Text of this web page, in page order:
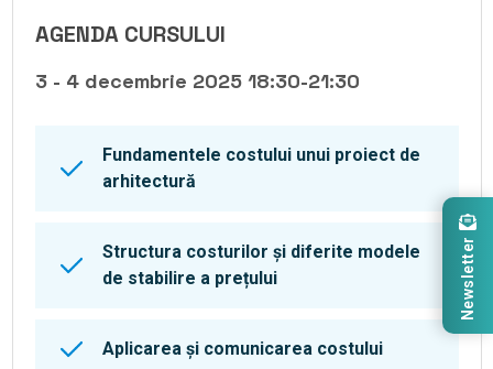
AGENDA CURSULUI
3 - 4 decembrie 2025 18:30-21:30
Fundamentele costului unui proiect de
arhitectură
Structura costurilor și diferite modele
de stabilire a prețului
Aplicarea și comunicarea costului
Newsletter